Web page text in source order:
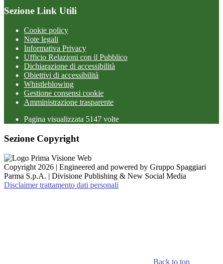
Sezione Link Utili
Cookie policy
Note legali
Informativa Privacy
Ufficio Relazioni con il Pubblico
Dichiarazione di accessibilità
Obiettivi di accessibilità
Whistleblowing
Gestione consensi cookie
Amministrazione trasparente
Pagina visualizzata 5147 volte
Sezione Copyright
Copyright 2026 | Engineered and powered by Gruppo Spaggiari
Parma S.p.A. | Divisione Publishing & New Social Media
Disclaimer trattamento dati personali
Back to top